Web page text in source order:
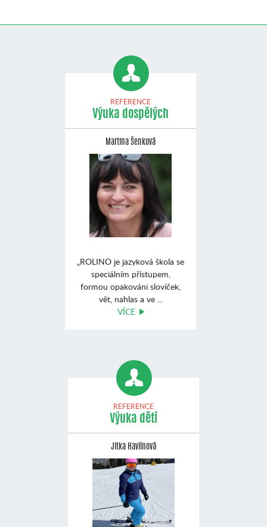
REFERENCE
Výuka dospělých
Martina Šenková
„ROLINO je jazyková škola se
speciálním přístupem,
formou opakováni slovíček,
vět, nahlas a ve ...
VÍCE
REFERENCE
Výuka dětí
Jitka Havlínová